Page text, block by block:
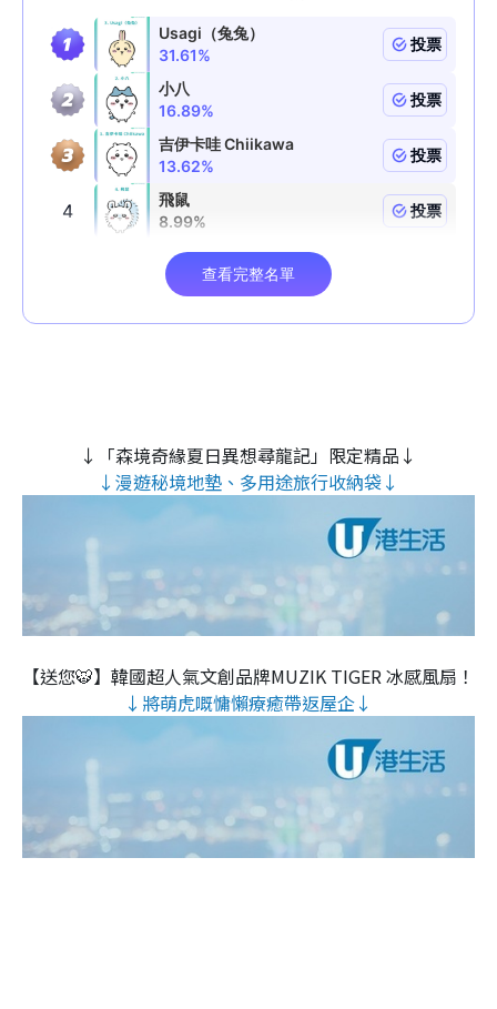
↓「森境奇緣夏日異想尋龍記」限定精品↓
↓漫遊秘境地墊、多用途旅行收納袋↓
【送您🐯】韓國超人氣文創品牌MUZIK TIGER 冰感風扇！
↓將萌虎嘅慵懶療癒帶返屋企↓